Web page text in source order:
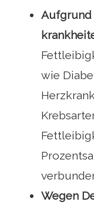
Aufgrund
wie
Wegen